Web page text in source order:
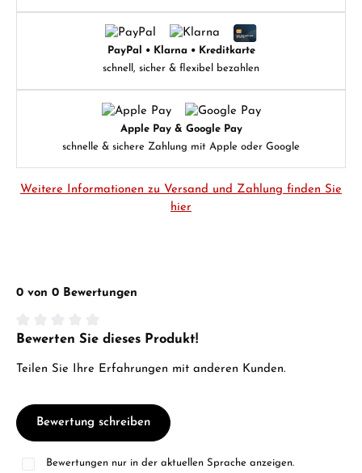
PayPal • Klarna • Kreditkarte
schnell, sicher & flexibel bezahlen
Apple Pay & Google Pay
schnelle & sichere Zahlung mit Apple oder Google
Weitere Informationen zu Versand und Zahlung finden Sie
hier
0 von 0 Bewertungen
Durchschnittliche Bewertung von 0 von 5 Sternen
Bewerten Sie dieses Produkt!
Teilen Sie Ihre Erfahrungen mit anderen Kunden.
Bewertung schreiben
Bewertungen nur in der aktuellen Sprache anzeigen.